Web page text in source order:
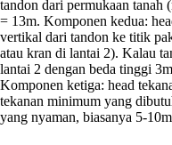
tandon dari permukaan tanah
= 13m. Komponen kedua:
vertikal dari tandon ke titik
atau kran di lantai 2). Kalau
lantai 2 dengan beda tinggi
Komponen ketiga: head
tekanan minimum yang
yang nyaman, biasanya 5-